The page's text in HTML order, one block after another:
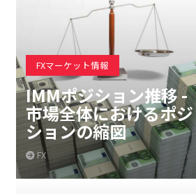
FXマーケット情報
IMMポジション推移 -
市場全体におけるポジ
ションの縮図
FX